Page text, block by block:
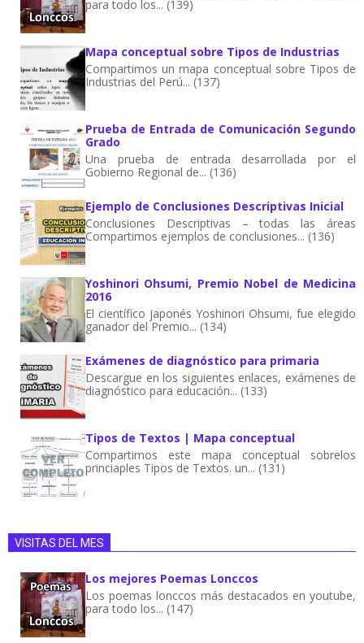
para todo los... (139)
Mapa conceptual sobre Tipos de Industrias
Compartimos un mapa conceptual sobre Tipos de
Industrias del Perú... (137)
Prueba de Entrada de Comunicación Segundo
Grado
Una prueba de entrada desarrollada por el
Gobierno Regional de... (136)
Ejemplo de Conclusiones Descriptivas Inicial
Conclusiones Descriptivas – todas las áreas
Compartimos ejemplos de conclusiones... (136)
Yoshinori Ohsumi, Premio Nobel de Medicina
2016
El científico japonés Yoshinori Ohsumi, fue elegido
ganador del Premio... (134)
Exámenes de diagnóstico para primaria
Descargue en los siguientes enlaces, exámenes de
diagnóstico para educación... (133)
Tipos de Textos | Mapa conceptual
Compartimos este mapa conceptual sobrelos
princiaples Tipos de Textos. un... (131)
VISITAS DEL MES
Los mejores Poemas Lonccos
Los poemas lonccos más destacados en youtube,
para todo los... (147)